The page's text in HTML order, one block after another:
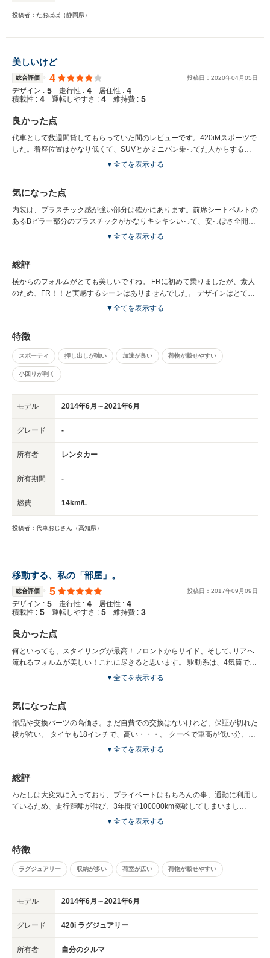
投稿者：たおぱぱ（静岡県）
美しいけど
総合評価 4 投稿日： 2020年04月05日
デザイン : 5 走行性 : 4 居住性 : 4
積載性 : 4 運転しやすさ : 4 維持費 : 5
良かった点
代車として数週間貸してもらっていた間のレビューです。420iMスポーツで
した。着座位置はかなり低くて、SUVとかミニバン乗ってた人からする
と、最初は慣れないかもしれませんが、スポーツカーだなって感じでした。
速道路での安定感は流石だなーと思います。スゥーって感じです。スピーカ
ーは純正品のものでしたが、酷評されるほどかな？と個人的に思います。交
換必須とまでは言わないし、普通に満足です。 テールゲートはハッチバッ
か？後席を倒せばフラットに近いので、使い勝手よしです。 デザインはか
なり良いです。流れるようなCピラーと、グランクーペの文字は、痺れま
す。 ウェルカムランプもカッコよく、走る気持ちにさせてくれます。 エン
はだいたい全灯で夜とかは明るすぎると感じることが多かったので。 運転
中に窓を開けても、風を巻き込む音が小さいのが不思議でした。バボバボー
ーーとなると思ってたら、バーーー…って感じで。伝わるかな…笑 小回り
はみかけによらずよくききます。 また、後方視界は良好です。クォーター
ガラスもかなり大きめなので、見やすいです。
▼全てを表示する
気になった点
内装は、プラスチック感が強い部分は確かにあります。前席シートベルトの
あるBピラー部分のプラスチックがかなりキシキシいって、安っぽさ全開で
す。数年前の軽自動車より安っぽいです。というか、全体的に車内のプラス
ません。 あとAピラーはかなり太いです。 サイドミラーは、外端が湾曲し
ているため、見辛いです。グワってなってます。外側の端っこだけですが。
リアカメラの位置が、もう少し下も写してくれたらいいのに、なんか使いづ
気になりませんでしたが、毎日乗っているとやっぱり硬さに気付かされま
す。特に車に興味がない人が助手席に乗ったら、乗り心地は酷評されるんじ
ゃないでしょうか。 段差とか、路面の継ぎ目とか、うねりとか、割とダイ
レクトです。今まで通っていた道も、こんなに凹凸あったんだ…って気付き
ました。良いことなのか悪いことなのか…。 前車はマツダアクセラでした
が、こんなに突き上げ感なかったよなーって感じです。なんというか、内臓
に響く感じです。ボディブローのように、、、 スポーツってこういうこと
なんですかね。好きで乗ってる人は全然気にならないと思いますが、助手席
で女性がメイクは無理だと思います。 アンビエントライトは2色（アンバ
なるので、長距離は腰にきます。長座体前屈みたいな感じです。 あと、ア
つっかえることがあって、レイアウト的にどうなんだと思います。
▼全てを表示する
総評
横からのフォルムがとても美しいですね。 FRに初めて乗りましたが、素人
のため、FR！！と実感するシーンはありませんでした。 デザインはとても
美しいです。これだけでも選ぶ価値あります。 ただ、全高の低さとか、乗
は、ファストトラックパッケージのオプション付きであれば、同じMスポー
ツでもアダプティブサスペンションになるなので、乗り心地が良いみたいで
すよ。
▼全てを表示する
特徴
スポーティ 押し出しが強い 加速が良い 荷物が載せやすい
小回りが利く
モデル 2014年6月～2021年6月
グレード -
所有者 レンタカー
所有期間 -
燃費 14km/L
投稿者：代車おじさん（高知県）
移動する、私の「部屋」。
総合評価 5 投稿日： 2017年09 月09日
デザイン : 5 走行性 : 4 居住性 : 4
積載性 : 5 運転しやすさ : 5 維持費 : 3
良かった点
何といっても、スタイリングが最高！フロントからサイド、そして､リアへ
流れるフォルムが美しい！これに尽きると思います。 駆動系は、4気筒では
あるけど、FRの推進力は、申し分なし。 高速道路での運転は、車高も低い
がら、5ドアで、リアシートの居住空間は保たれているし、収納も問題な
し。
▼全てを表示する
気になった点
部品や交換パーツの高価さ。まだ自費での交換はないけれど、保証が切れた
後が怖い。 タイヤも18インチで、高い・・・。 クーペで車高が低い分、見
切りは悪いが、特に困る事はなかった。 純正スピーカが貧弱。可能であれ
▼全てを表示する
総評
わたしは大変気に入っており、プライベートはもちろんの事、通勤に利用し
ているため、走行距離が伸び、3年間で100000km突破してしまいまし
た・・・。 それでも元気でほとんどトラブル無く走ってくれています。 車
乗っても、満足させられる車です。
▼全てを表示する
特徴
ラグジュアリー 収納が多い 荷室が広い 荷物が載せやすい
モデル 2014年6月～2021年6月
グレード 420i ラグジュアリー
所有者 自分のクルマ